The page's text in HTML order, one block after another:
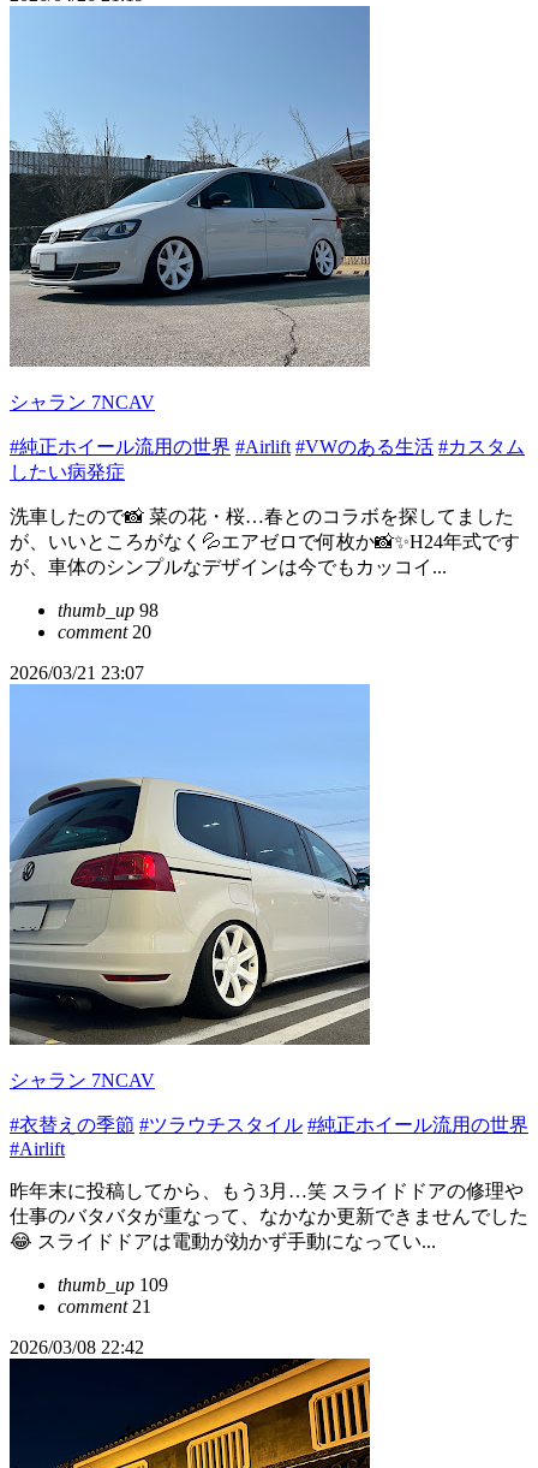
シャラン 7NCAV
#純正ホイール流用の世界 #Airlift #VWのある生活 #カスタム
したい病発症
洗車したので📸 菜の花・桜…春とのコラボを探してました
が、いいところがなく💦エアゼロで何枚か📸✨H24年式です
が、車体のシンプルなデザインは今でもカッコイ...
thumb_up 98
comment20
2026/03/21 23:07
シャラン 7NCAV
#衣替えの季節 #ツラウチスタイル #純正ホイール流用の世界
#Airlift
昨年末に投稿してから、もう3月…笑 スライドドアの修理や
仕事のバタバタが重なって、なかなか更新できませんでした
😂 スライドドアは電動が効かず手動になってい...
thumb_up 109
comment21
2026/03/08 22:42